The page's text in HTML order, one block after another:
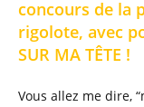
concours de la
rigolote, avec
SUR MA TÊTE !
Vous allez me dire,